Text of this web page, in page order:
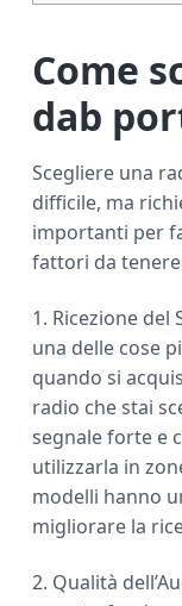
Come
dab
Scegliere una
difficile, ma
importanti per
fattori da
1. Ricezione del
una delle cose
quando si
radio che stai
segnale forte e
utilizzarla in
modelli hanno
migliorare la
2. Qualità